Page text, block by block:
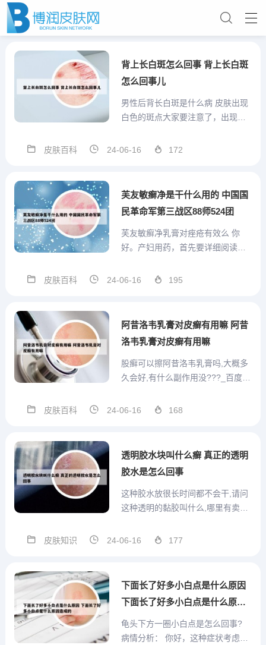
背上长白斑怎么回事 背上长白斑
怎么回事儿
男性后背长白斑是什么病 皮肤出现
白色的斑点大家要注意了，出现有
示，由于个体差异，白点出现的早
称。身上长白点临床上多考虑为老
老...
皮肤百科 24-06-16 172
芙友敏癣净是干什么用的 中国国
民革命军第三战区88师524团
芙友敏癣净乳膏对痤疮有效么 你
好。产妇用药，首先要详细阅读说
要求产妇禁用的，那就不能用了。
用，但若是产妇此时正处于哺乳
停母...
皮肤百科 24-06-16 195
阿昔洛韦乳膏对皮癣有用嘛 阿昔
洛韦乳膏对皮癣有用嘛
股癣可以擦阿昔洛韦乳膏吗,大概多
久会好,有什么副作用没???_百度
状疱疹的治疗；体股癣属于真菌感
能使用的。阿昔洛韦软膏是资料病
皮肤百科 24-06-16 168
透明胶水块叫什么癣 真正的透明
胶水是怎么回事
这种胶水放很长时间都不会干,请问
这种透明的黏胶叫什么,哪里有卖?
干一般也是硬的。2、液体变固体之
5AB胶水。HY-166AB耐水煮胶水...
皮肤知识 24-06-16 177
下面长了好多小白点是什么原因
下面长了好多小白点是什么原因
造成的
龟头下方一圈小白点是怎么回事?
病情分析： 你好，这种症状考虑可